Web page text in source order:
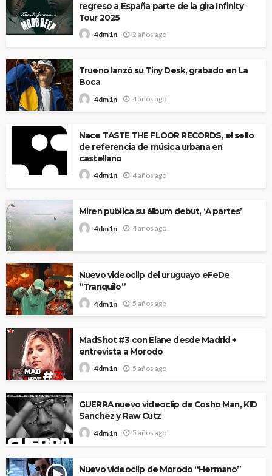
regreso a España parte de la gira Infinity
Tour 2025
4dm1n 2 años ago
Trueno lanzó su Tiny Desk, grabado en La
Boca
4dm1n 4 años ago
Nace TASTE THE FLOOR RECORDS, el sello
de referencia de música urbana en
castellano
4dm1n 4 años ago
Miren publica su álbum debut, ‘A partes’
4dm1n 4 años ago
Nuevo videoclip del uruguayo eFeDe
“Tranquilo”
4dm1n 5 años ago
MadShot #3 con Elane desde Madrid +
entrevista a Morodo
4dm1n 5 años ago
GUERRA nuevo videoclip de Cosho Man, KID
Sanchez y Raw Cutz
4dm1n 5 años ago
Nuevo videoclip de Morodo “Hermano”